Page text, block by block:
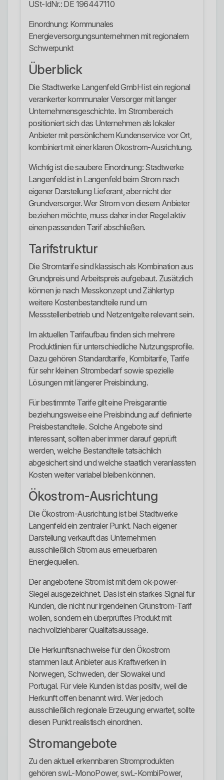
USt-IdNr.: DE 196447110
Einordnung: Kommunales
Energieversorgungsunternehmen mit regionalem
Schwerpunkt
Überblick
Die Stadtwerke Langenfeld GmbH ist ein regional
verankerter kommunaler Versorger mit langer
Unternehmensgeschichte. Im Strombereich
positioniert sich das Unternehmen als lokaler
Anbieter mit persönlichem Kundenservice vor Ort,
kombiniert mit einer klaren Ökostrom-Ausrichtung.
Wichtig ist die saubere Einordnung: Stadtwerke
Langenfeld ist in Langenfeld beim Strom nach
eigener Darstellung Lieferant, aber nicht der
Grundversorger. Wer Strom von diesem Anbieter
beziehen möchte, muss daher in der Regel aktiv
einen passenden Tarif abschließen.
Tarifstruktur
Die Stromtarife sind klassisch als Kombination aus
Grundpreis und Arbeitspreis aufgebaut. Zusätzlich
können je nach Messkonzept und Zählertyp
weitere Kostenbestandteile rund um
Messstellenbetrieb und Netzentgelte relevant sein.
Im aktuellen Tarifaufbau finden sich mehrere
Produktlinien für unterschiedliche Nutzungsprofile.
Dazu gehören Standardtarife, Kombitarife, Tarife
für sehr kleinen Strombedarf sowie spezielle
Lösungen mit längerer Preisbindung.
Für bestimmte Tarife gilt eine Preisgarantie
beziehungsweise eine Preisbindung auf definierte
Preisbestandteile. Solche Angebote sind
interessant, sollten aber immer darauf geprüft
werden, welche Bestandteile tatsächlich
abgesichert sind und welche staatlich veranlassten
Kosten weiter variabel bleiben können.
Ökostrom-Ausrichtung
Die Ökostrom-Ausrichtung ist bei Stadtwerke
Langenfeld ein zentraler Punkt. Nach eigener
Darstellung verkauft das Unternehmen
ausschließlich Strom aus erneuerbaren
Energiequellen.
Der angebotene Strom ist mit dem ok-power-
Siegel ausgezeichnet. Das ist ein starkes Signal für
Kunden, die nicht nur irgendeinen Grünstrom-Tarif
wollen, sondern ein überprüftes Produkt mit
nachvollziehbarer Qualitätsaussage.
Die Herkunftsnachweise für den Ökostrom
stammen laut Anbieter aus Kraftwerken in
Norwegen, Schweden, der Slowakei und
Portugal. Für viele Kunden ist das positiv, weil die
Herkunft offen benannt wird. Wer jedoch
ausschließlich regionale Erzeugung erwartet, sollte
diesen Punkt realistisch einordnen.
Stromangebote
Zu den aktuell erkennbaren Stromprodukten
gehören swL-MonoPower, swL-KombiPower,